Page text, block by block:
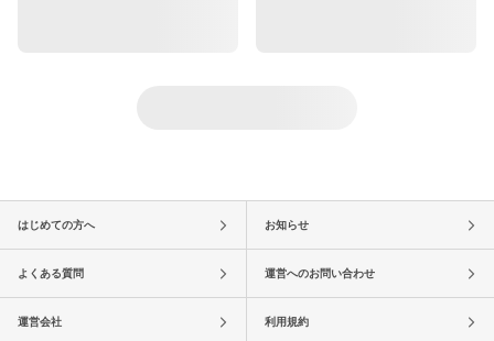
はじめての方へ お知らせ
よくある質問 運営へのお問い合わせ
運営会社 利用規約